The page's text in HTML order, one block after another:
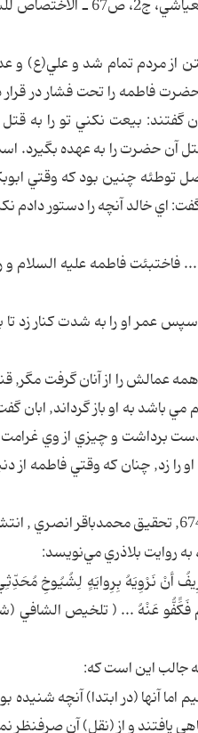
از مردم تمام شد و علي(ع)
حضرت فاطمه را تحت فشار در
بيعت نكني تو را به
آن حضرت را به عهده بگيرد.
توطئه چنين بود كه وقتي
خالد آنچه را دستور دادم
فاختبئت فاطمه عليه
عمر او را به شدت كنار زد تا
را از آنان گرفت مگر,
باشد به او باز گرداند, ابان
دست برداشت و چيزي از وي
را زد, چنان كه وقتي فاطمه از
أنْ نَرْوِيَهُ بِرِوايَهٍ لِشُيُوخِ
جالب اين است كه:
آنها (در ابتدا) آنچه شنيده
يافتند و از (نقل) آن صرفنظر